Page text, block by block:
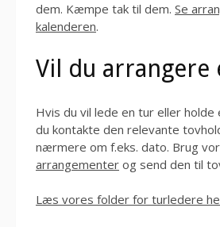
dem. Kæmpe tak til dem. Se
kalenderen.
Vil du arrangere
Hvis du vil lede en tur eller
du kontakte den relevante
nærmere om f.eks. dato. Brug
arrangementer og send den til
Læs vores folder for turledere